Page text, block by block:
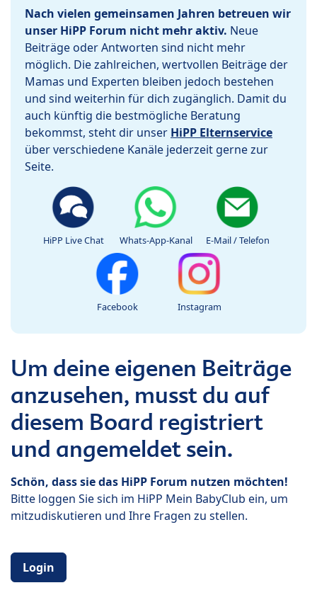
Nach vielen gemeinsamen Jahren betreuen wir
unser HiPP Forum nicht mehr aktiv. Neue
Beiträge oder Antworten sind nicht mehr
möglich. Die zahlreichen, wertvollen Beiträge der
Mamas und Experten bleiben jedoch bestehen
und sind weiterhin für dich zugänglich. Damit du
auch künftig die bestmögliche Beratung
bekommst, steht dir unser HiPP Elternservice
über verschiedene Kanäle jederzeit gerne zur
Seite.
HiPP Live Chat Whats-App-Kanal E-Mail / Telefon
Facebook Instagram
Um deine eigenen Beiträge
anzusehen, musst du auf
diesem Board registriert
und angemeldet sein.
Schön, dass sie das HiPP Forum nutzen möchten!
Bitte loggen Sie sich im HiPP Mein BabyClub ein, um
mitzudiskutieren und Ihre Fragen zu stellen.
Login